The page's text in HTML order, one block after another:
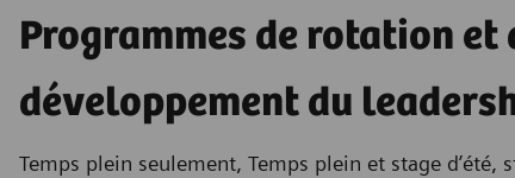
Programmes de rotation et
développement du
Temps plein seulement, Temps plein et stage d’été,